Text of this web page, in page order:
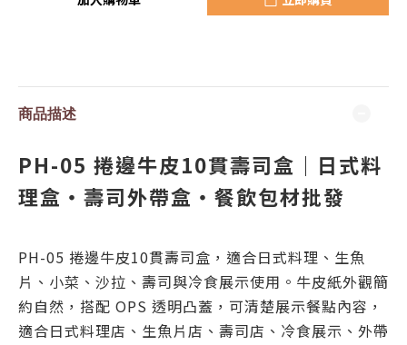
商品描述
PH-05 捲邊牛皮10貫壽司盒｜日式料
理盒・壽司外帶盒・餐飲包材批發
PH-05 捲邊牛皮10貫壽司盒，適合日式料理、生魚
片、小菜、沙拉、壽司與冷食展示使用。牛皮紙外觀簡
約自然，搭配 OPS 透明凸蓋，可清楚展示餐點內容，
適合日式料理店、生魚片店、壽司店、冷食展示、外帶